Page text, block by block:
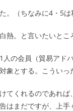
。（ちなみに4・5は
熱。と言いたいとこ
人の会員（貿易アド
象とする。こういっ
てくれるのであれ
はまだですが、上手